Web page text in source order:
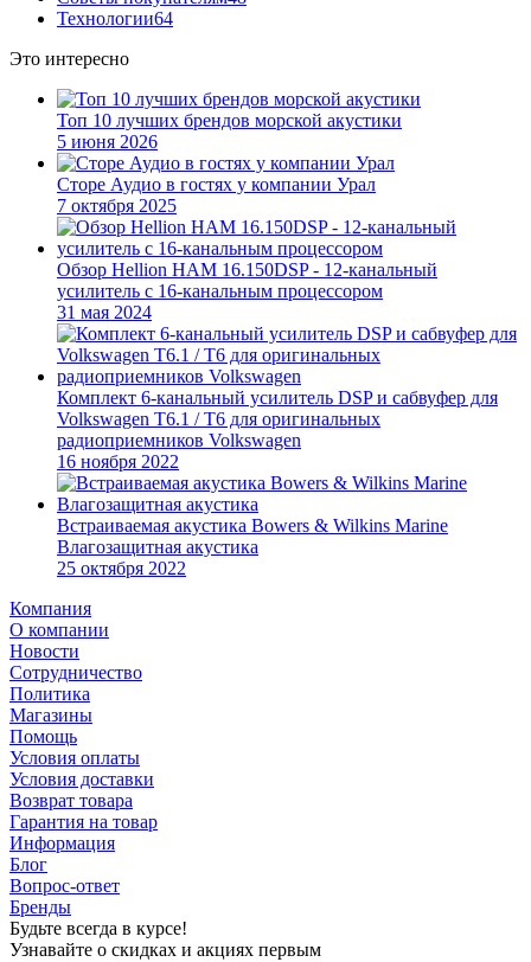
Технологии64
Это интересно
Топ 10 лучших брендов морской акустики
5 июня 2026
Сторе Аудио в гостях у компании Урал
7 октября 2025
Обзор Hellion HAM 16.150DSP - 12-канальный
усилитель с 16-канальным процессором
31 мая 2024
Комплект 6-канальный усилитель DSP и сабвуфер для
Volkswagen T6.1 / T6 для оригинальных
радиоприемников Volkswagen
16 ноября 2022
Встраиваемая акустика Bowers & Wilkins Marine
Влагозащитная акустика
25 октября 2022
Компания
О компании
Новости
Сотрудничество
Политика
Магазины
Помощь
Условия оплаты
Условия доставки
Возврат товара
Гарантия на товар
Информация
Блог
Вопрос-ответ
Бренды
Будьте всегда в курсе!
Узнавайте о скидках и акциях первым